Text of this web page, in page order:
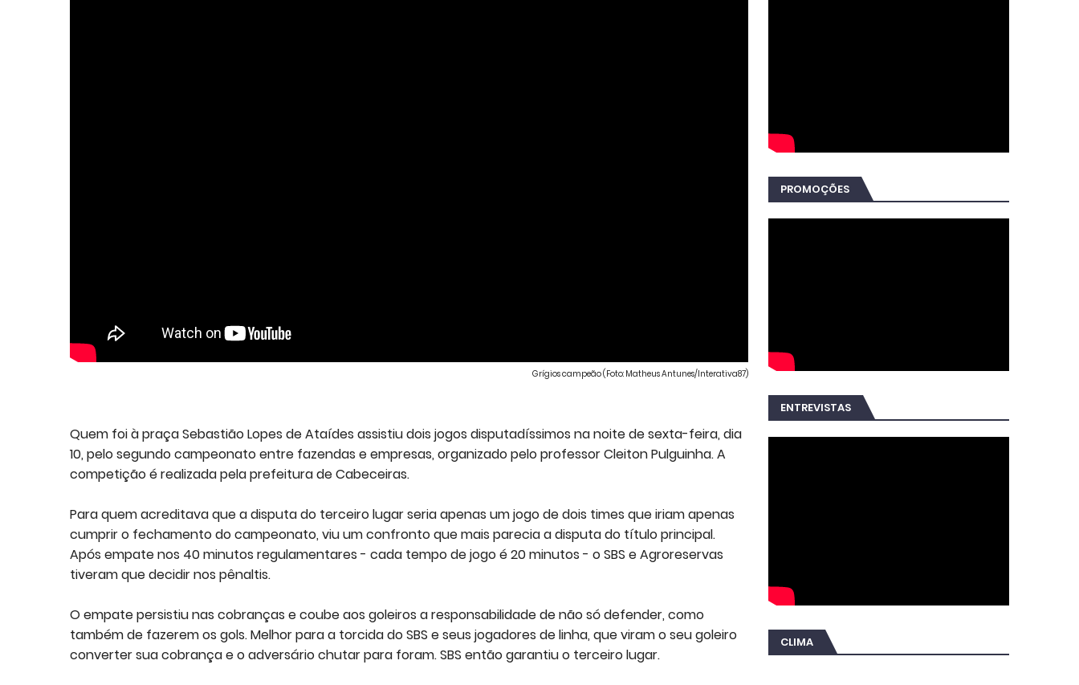
Grígios campeão (Foto: Matheus Antunes/Interativa87)
Quem foi à praça Sebastião Lopes de Ataídes assistiu dois jogos disputadíssimos na noite de sexta-feira, dia
10, pelo segundo campeonato entre fazendas e empresas, organizado pelo professor Cleiton Pulguinha. A
competição é realizada pela prefeitura de Cabeceiras.
Para quem acreditava que a disputa do terceiro lugar seria apenas um jogo de dois times que iriam apenas
cumprir o fechamento do campeonato, viu um confronto que mais parecia a disputa do título principal.
Após empate nos 40 minutos regulamentares - cada tempo de jogo é 20 minutos - o SBS e Agroreservas
tiveram que decidir nos pênaltis.
O empate persistiu nas cobranças e coube aos goleiros a responsabilidade de não só defender, como
também de fazerem os gols. Melhor para a torcida do SBS e seus jogadores de linha, que viram o seu goleiro
converter sua cobrança e o adversário chutar para foram. SBS então garantiu o terceiro lugar.
PROMOÇÕES
ENTREVISTAS
CLIMA